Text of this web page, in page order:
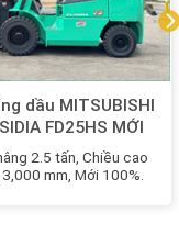
dầu MITSUBISHI
FD25HS MỚI
100%
2.5 tấn, Chiều cao
mm, Mới 100%.